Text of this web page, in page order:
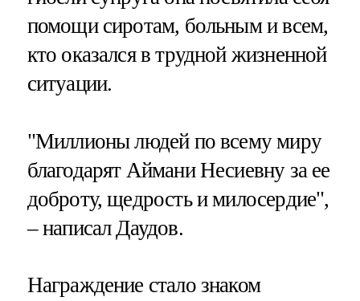
помощи сиротам, больным и всем,
кто оказался в трудной жизненной
ситуации.
"Миллионы людей по всему миру
благодарят Аймани Несиевну за ее
доброту, щедрость и милосердие",
– написал Даудов.
Награждение стало знаком